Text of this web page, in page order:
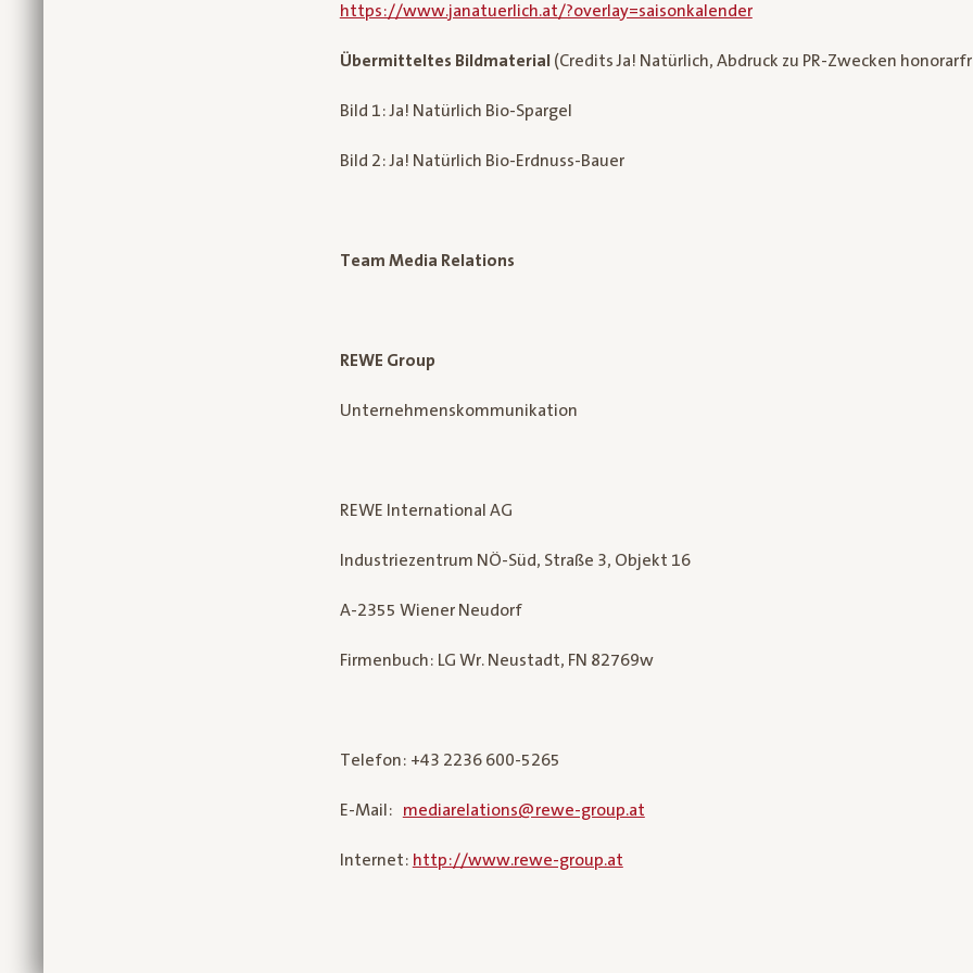
https://www.janatuerlich.at/?overlay=saisonkalender
Übermitteltes Bildmaterial (Credits Ja! Natürlich, Abdruck zu PR-Zwecken
Bild 1: Ja! Natürlich Bio-Spargel
Bild 2: Ja! Natürlich Bio-Erdnuss-Bauer
Team Media Relations
REWE Group
Unternehmenskommunikation
REWE International AG
Industriezentrum NÖ-Süd, Straße 3, Objekt 16
A-2355 Wiener Neudorf
Firmenbuch: LG Wr. Neustadt, FN 82769w
Telefon: +43 2236 600-5265
E-Mail: mediarelations@rewe-group.at
Internet: http://www.rewe-group.at